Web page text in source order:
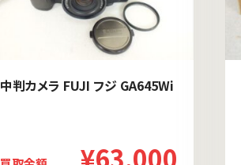
中判カメラ FUJI フジ GA645Wi